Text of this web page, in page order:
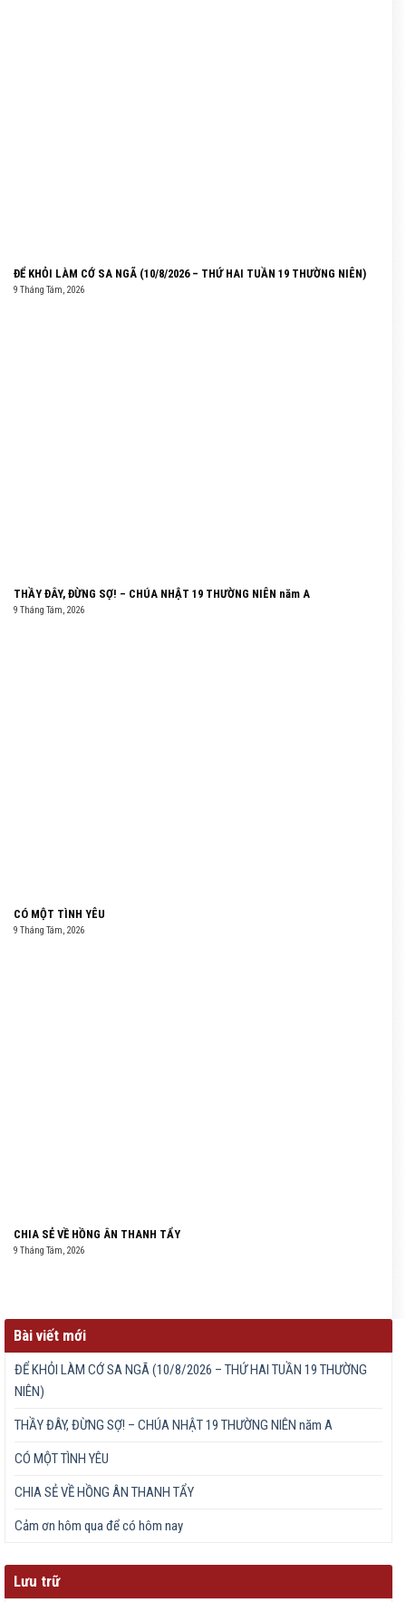
ĐỂ KHỎI LÀM CỚ SA NGÃ (10/8/2026 – THỨ HAI TUẦN 19 THƯỜNG NIÊN)
9 Tháng Tám, 2026
THẦY ĐÂY, ĐỪNG SỢ! – CHÚA NHẬT 19 THƯỜNG NIÊN năm A
9 Tháng Tám, 2026
CÓ MỘT TÌNH YÊU
9 Tháng Tám, 2026
CHIA SẺ VỀ HỒNG ÂN THANH TẨY
9 Tháng Tám, 2026
Bài viết mới
ĐỂ KHỎI LÀM CỚ SA NGÃ (10/8/2026 – THỨ HAI TUẦN 19 THƯỜNG
NIÊN)
THẦY ĐÂY, ĐỪNG SỢ! – CHÚA NHẬT 19 THƯỜNG NIÊN năm A
CÓ MỘT TÌNH YÊU
CHIA SẺ VỀ HỒNG ÂN THANH TẨY
Cảm ơn hôm qua để có hôm nay
Lưu trữ